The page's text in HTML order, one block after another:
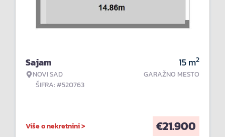
Sajam
NOVI SAD
ŠIFRA: #520763
15m2
GARAŽNO MESTO
Više o nekretnini > €21.900